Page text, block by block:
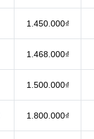
1.450.000₫
1.468.000₫
1.500.000₫
1.800.000₫